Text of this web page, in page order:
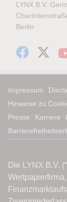
LYNX B.V.
Berlin
Impressum
Hinweise zu
Presse
Karriere